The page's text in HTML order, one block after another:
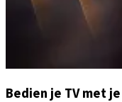
Bedien je TV met